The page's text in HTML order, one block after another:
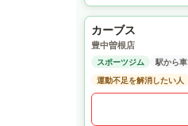
カーブス
豊中曽根店
スポーツジム
駅から
運動不足を解消したい人